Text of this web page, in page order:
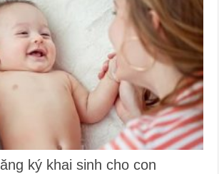
ký khai sinh cho con